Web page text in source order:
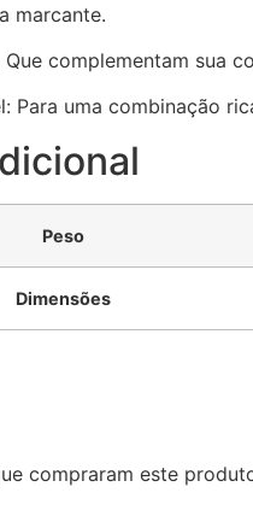
marcante.
complementam sua
Para uma combinação
Peso
Dimensões
compraram este